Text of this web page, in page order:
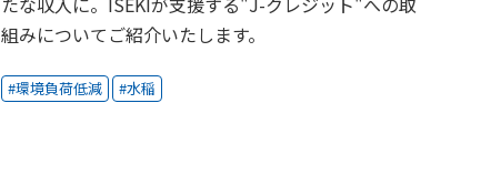
組みについてご紹介いたします。
環境負荷低減 水稲